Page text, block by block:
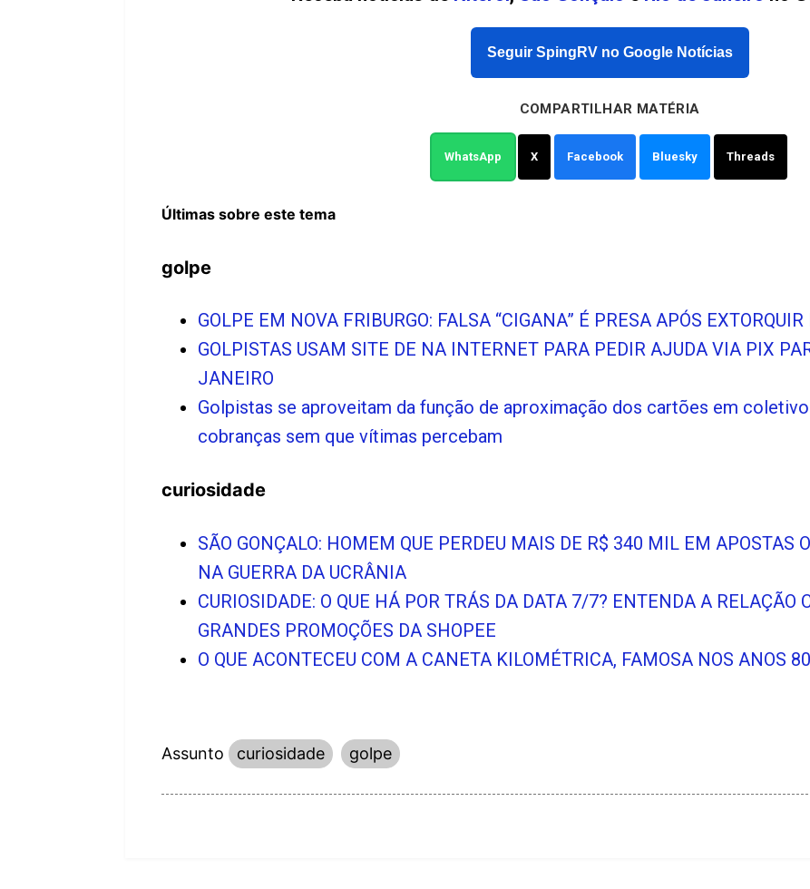
Seguir SpingRV no Google Notícias
COMPARTILHAR MATÉRIA
WhatsApp X Facebook Bluesky Threads
Últimas sobre este tema
golpe
GOLPE EM NOVA FRIBURGO: FALSA “CIGANA” É PRESA APÓS
GOLPISTAS USAM SITE DE NA INTERNET PARA PEDIR AJUDA VIA PIX
JANEIRO
Golpistas se aproveitam da função de aproximação dos cartões em
cobranças sem que vítimas percebam
curiosidade
SÃO GONÇALO: HOMEM QUE PERDEU MAIS DE R$ 340 MIL EM APOSTAS
NA GUERRA DA UCRÂNIA
CURIOSIDADE: O QUE HÁ POR TRÁS DA DATA 7/7? ENTENDA A RELAÇÃO
GRANDES PROMOÇÕES DA SHOPEE
O QUE ACONTECEU COM A CANETA KILOMÉTRICA, FAMOSA NOS ANOS
Assunto curiosidade golpe